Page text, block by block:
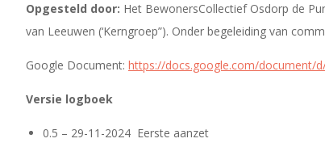
Opgesteld door: Het BewonersCollectief Osdorp de
van Leeuwen (‘Kerngroep”). Onder begeleiding van
Google Document: https://docs.google.com/document/d/
Versie logboek
0.5 – 29-11-2024 Eerste aanzet